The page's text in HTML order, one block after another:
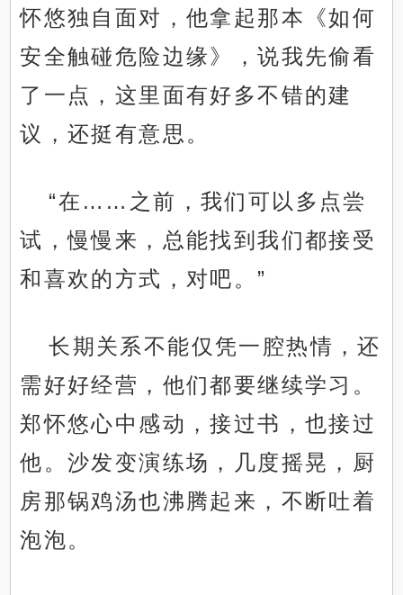
怀悠独自面对，他拿起那本《如何
安全触碰危险边缘》，说我先偷看
了一点，这里面有好多不错的建
议，还挺有意思。
“在……之前，我们可以多点尝
试，慢慢来，总能找到我们都接受
和喜欢的方式，对吧。”
长期关系不能仅凭一腔热情，还
需好好经营，他们都要继续学习。
郑怀悠心中感动，接过书，也接过
他。沙发变演练场，几度摇晃，厨
房那锅鸡汤也沸腾起来，不断吐着
泡泡。